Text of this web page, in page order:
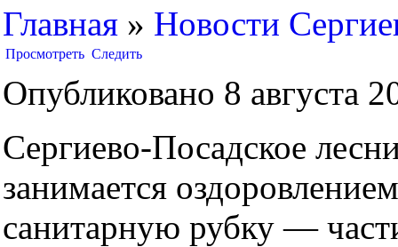
Главная » Новости
Просмотреть Следить
Опубликовано 8 августа
Сергиево-Посадское
занимается
санитарную рубку —